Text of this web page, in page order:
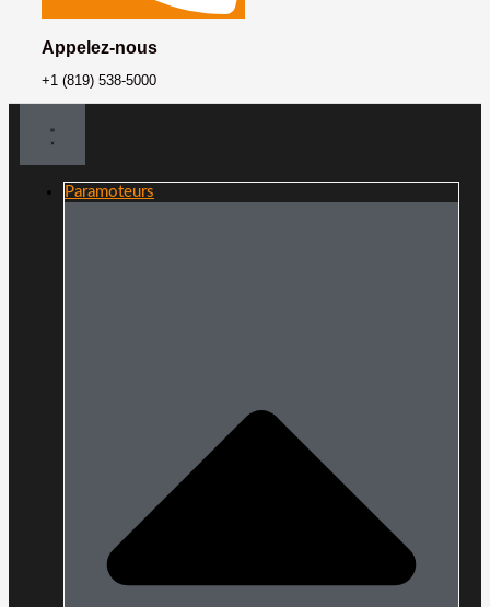
Appelez-nous
+1 (819) 538-5000
Paramoteurs